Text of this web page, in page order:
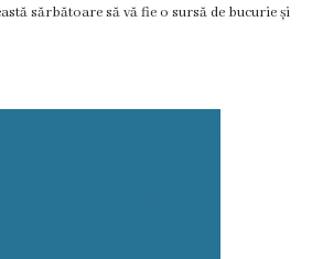
sărbătoare să vă fie o sursă de bucurie și